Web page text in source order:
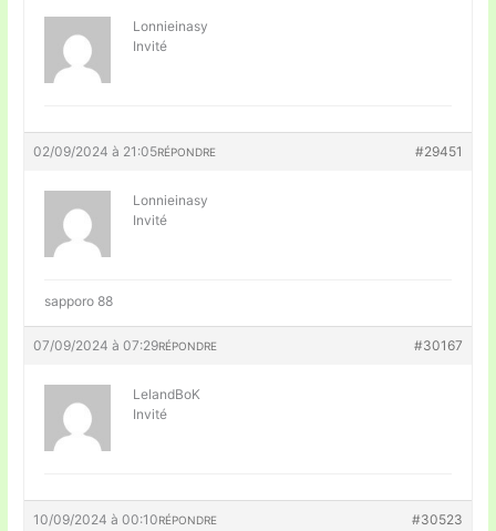
Lonnieinasy
Invité
02/09/2024 à 21:05 #29451
RÉPONDRE
Lonnieinasy
Invité
sapporo 88
07/09/2024 à 07:29 #30167
RÉPONDRE
LelandBoK
Invité
10/09/2024 à 00:10 #30523
RÉPONDRE